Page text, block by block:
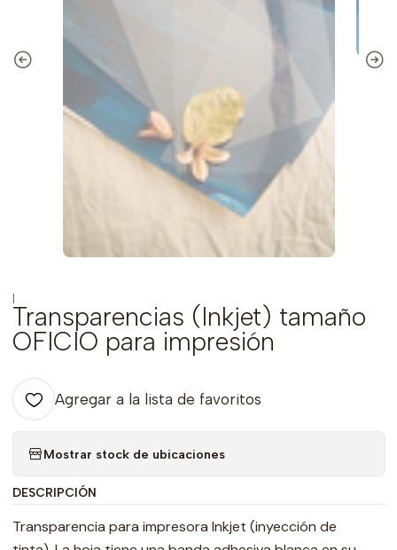
|
Transparencias (Inkjet) tamaño
OFICIO para impresión
Agregar a la lista de favoritos
Mostrar stock de ubicaciones
DESCRIPCIÓN
Transparencia para impresora Inkjet (inyección de